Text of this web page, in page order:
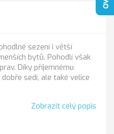
sezení i větší
bytů. Pohodlí však
Díky příjemnému
sedí, ale také velice
Zobrazit celý popis